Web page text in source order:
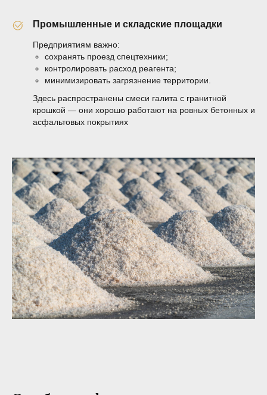
Промышленные и складские площадки
Предприятиям важно:
сохранять проезд спецтехники;
контролировать расход реагента;
минимизировать загрязнение территории.
Здесь распространены смеси галита с гранитной
крошкой — они хорошо работают на ровных бетонных и
асфальтовых покрытиях